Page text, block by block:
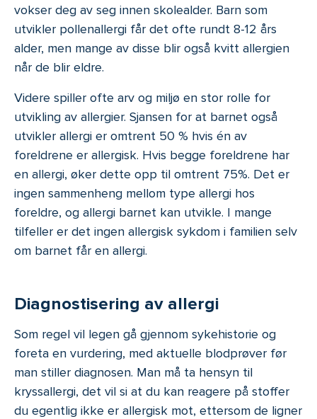
vokser deg av seg innen skolealder. Barn som
utvikler pollenallergi får det ofte rundt 8-12 års
alder, men mange av disse blir også kvitt allergien
når de blir eldre.
Videre spiller ofte arv og miljø en stor rolle for
utvikling av allergier. Sjansen for at barnet også
utvikler allergi er omtrent 50 % hvis én av
foreldrene er allergisk. Hvis begge foreldrene har
en allergi, øker dette opp til omtrent 75%. Det er
ingen sammenheng mellom type allergi hos
foreldre, og allergi barnet kan utvikle. I mange
tilfeller er det ingen allergisk sykdom i familien selv
om barnet får en allergi.
Diagnostisering av allergi
Som regel vil legen gå gjennom sykehistorie og
foreta en vurdering, med aktuelle blodprøver før
man stiller diagnosen. Man må ta hensyn til
kryssallergi, det vil si at du kan reagere på stoffer
du egentlig ikke er allergisk mot, ettersom de ligner